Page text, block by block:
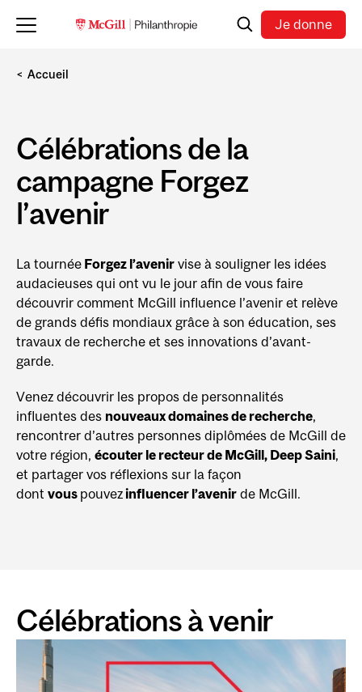
RechercheJe donne
Accueil
Célébrations de la
campagne Forgez
l’avenir
La tournée Forgez l’avenir vise à souligner les idées
audacieuses qui ont vu le jour afin de vous faire
découvrir comment McGill influence l’avenir et relève
de grands défis mondiaux grâce à son éducation, ses
travaux de recherche et ses innovations d’avant-
garde.
Venez découvrir les propos de personnalités
influentes des nouveaux domaines de recherche,
rencontrer d’autres personnes diplômées de McGill de
votre région, écouter le recteur de McGill, Deep Saini,
et partager vos réflexions sur la façon
dont vous pouvezinfluencer l’avenir de McGill.
Célébrations à venir